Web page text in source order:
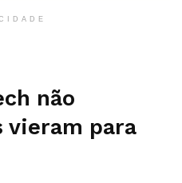
não
vieram para